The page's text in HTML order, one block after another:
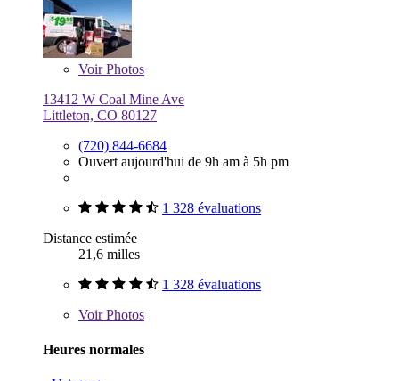
VoirPhotos
13412 W Coal Mine Ave
Littleton, CO 80127
(720) 844-6684
Ouvert aujourd'hui de 9h am à 5h pm
1 328 évaluations
Distance estimée
21,6 milles
1 328 évaluations
VoirPhotos
Heures normales